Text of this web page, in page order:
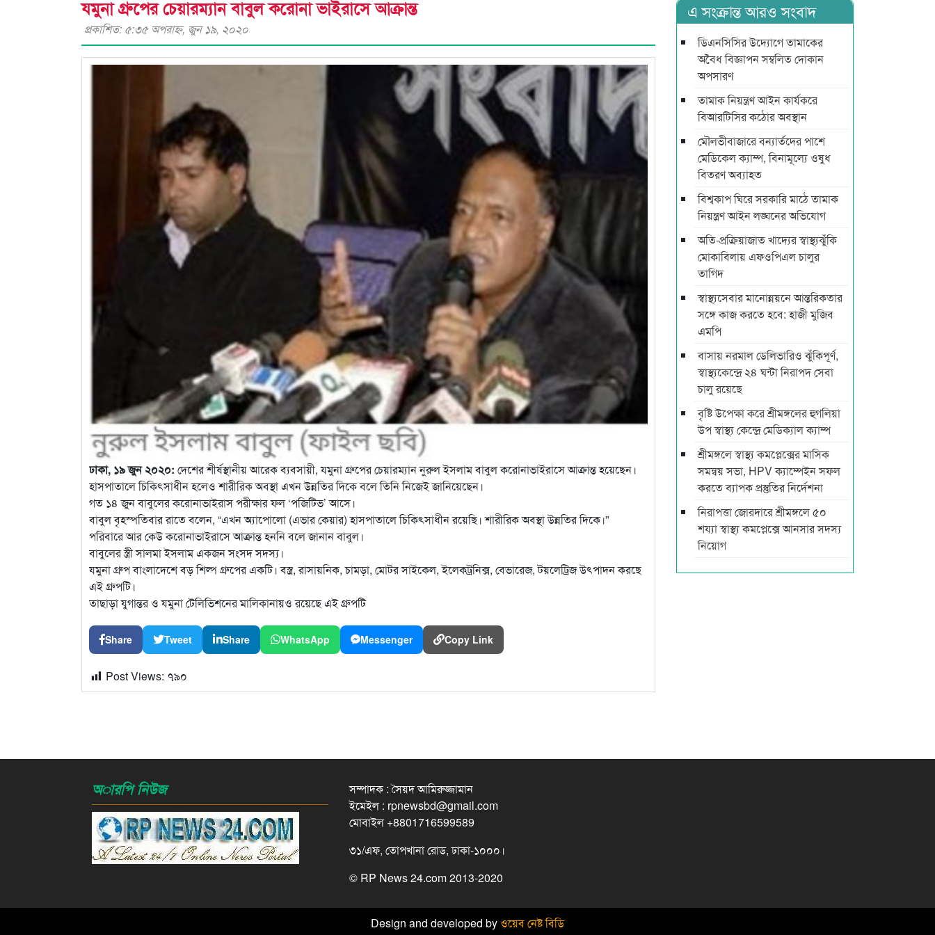
যমুনা গ্রুপের চেয়ারম্যান বাবুল করোনা ভাইরাসে আক্রান্ত
প্রকাশিত: ৫:৩৫ অপরাহ্ণ, জুন ১৯, ২০২০
ঢাকা, ১৯ জুন ২০২০: দেশের শীর্ষস্থানীয় আরেক ব্যবসায়ী, যমুনা গ্রুপের চেয়ারম্যান নুরুল ইসলাম বাবুল করোনাভাইরাসে আক্রান্ত হয়েছেন।
হাসপাতালে চিকিৎসাধীন হলেও শারীরিক অবস্থা এখন উন্নতির দিকে বলে তিনি নিজেই জানিয়েছেন।
গত ১৪ জুন বাবুলের করোনাভাইরাস পরীক্ষার ফল ‘পজিটিভ’ আসে।
বাবুল বৃহস্পতিবার রাতে বলেন, “এখন অ্যাপোলো (এভার কেয়ার) হাসপাতালে চিকিৎসাধীন রয়েছি। শারীরিক অবস্থা উন্নতির দিকে।”
পরিবারে আর কেউ করোনাভাইরাসে আক্রান্ত হননি বলে জানান বাবুল।
বাবুলের স্ত্রী সালমা ইসলাম একজন সংসদ সদস্য।
যমুনা গ্রুপ বাংলাদেশে বড় শিল্প গ্রুপের একটি। বস্ত্র, রাসায়নিক, চামড়া, মোটর সাইকেল, ইলেকট্রনিক্স, বেভারেজ, টয়লেট্রিজ উৎপাদন করছে
এই গ্রুপটি।
তাছাড়া যুগান্তর ও যমুনা টেলিভিশনের মালিকানায়ও রয়েছে এই গ্রুপটি
Share Tweet Share WhatsApp Messenger Copy Link
Post Views: ৭৯০
এ সংক্রান্ত আরও সংবাদ
ডিএনসিসির উদ্যোগে তামাকের
অবৈধ বিজ্ঞাপন সম্বলিত দোকান
অপসারণ
তামাক নিয়ন্ত্রণ আইন কার্যকরে
বিআরটিসির কঠোর অবস্থান
মৌলভীবাজারে বন্যার্তদের পাশে
মেডিকেল ক্যাম্প, বিনামূল্যে ওষুধ
বিতরণ অব্যাহত
বিশ্বকাপ ঘিরে সরকারি মাঠে তামাক
নিয়ন্ত্রণ আইন লঙ্ঘনের অভিযোগ
অতি-প্রক্রিয়াজাত খাদ্যের স্বাস্থ্যঝুঁকি
মোকাবিলায় এফওপিএল চালুর
তাগিদ
স্বাস্থ্যসেবার মানোন্নয়নে আন্তরিকতার
সঙ্গে কাজ করতে হবে: হাজী মুজিব
এমপি
বাসায় নরমাল ডেলিভারিও ঝুঁকিপূর্ণ,
স্বাস্থ্যকেন্দ্রে ২৪ ঘন্টা নিরাপদ সেবা
চালু রয়েছে
বৃষ্টি উপেক্ষা করে শ্রীমঙ্গলের হুগলিয়া
উপ স্বাস্থ্য কেন্দ্রে মেডিক্যাল ক্যাম্প
শ্রীমঙ্গলে স্বাস্থ্য কমপ্লেক্সের মাসিক
সমন্বয় সভা, HPV ক্যাম্পেইন সফল
করতে ব্যাপক প্রস্তুতির নির্দেশনা
নিরাপত্তা জোরদারে শ্রীমঙ্গলে ৫০
শয্যা স্বাস্থ্য কমপ্লেক্সে আনসার সদস্য
নিয়োগ
অারপি নিউজ
সম্পাদক : সৈয়দ আমিরুজ্জামান
ইমেইল : rpnewsbd@gmail.com
মোবাইল +8801716599589
৩১/এফ, তোপখানা রোড, ঢাকা-১০০০।
© RP News 24.com 2013-2020
Design and developed byওয়েব নেষ্ট বিডি